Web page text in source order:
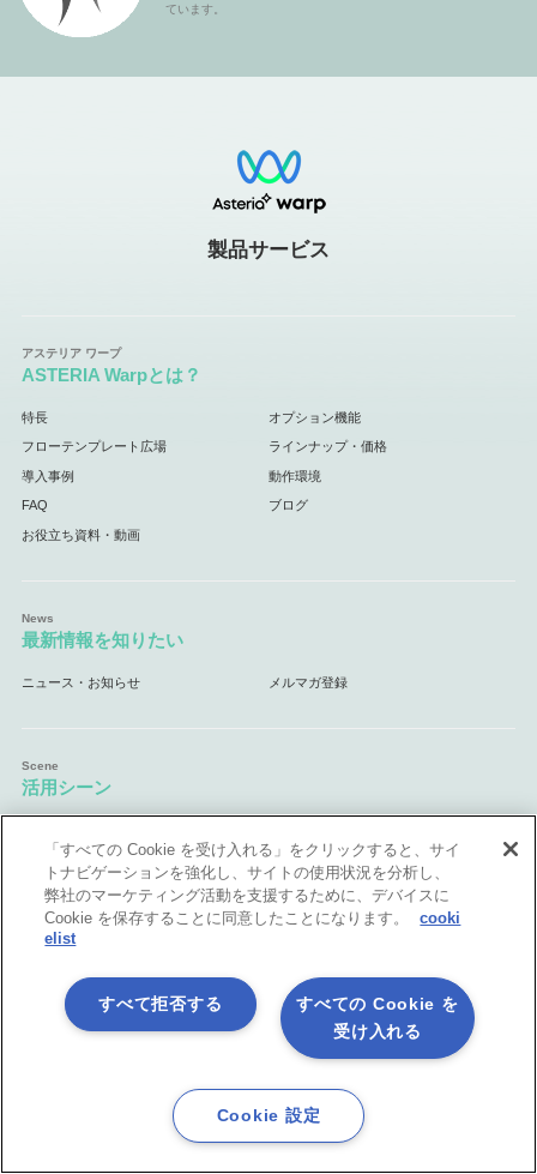
ています。
製品サービス
ASTERIA Warpとは？
特長 オプション機能
フローテンプレート広場 ラインナップ・価格
導入事例 動作環境
FAQ ブログ
お役立ち資料・動画
最新情報を知りたい
ニュース・お知らせ メルマガ登録
活用シーン
マスターデータ管理 （MDM） データ統合基盤 （ETL）
業務自動化（RPA） クラウド連携基盤
ノーコード開発＆内製化 Excel業務を自動処理
マーケティング業務を自動化
手ぶら de 体験 5日間
（オンプレミス ASTERIA Warp体験セミナー
「すべての Cookie を受け入れる」をクリックすると、サイ
トナビゲーションを強化し、サイトの使用状況を分析し、
弊社のマーケティング活動を支援するために、デバイスに
Cookie を保存することに同意したことになります。
cooki
elist
すべての Cookie を
受け入れる
すべて拒否する
Cookie 設定